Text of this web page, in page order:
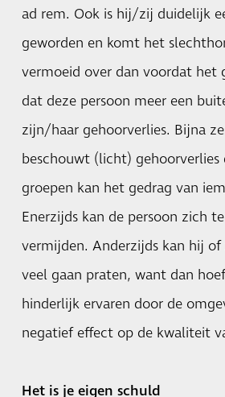
ad rem. Ook is hij/zij duidelijk
geworden en komt het
vermoeid over dan voordat het
dat deze persoon meer een
zijn/haar gehoorverlies. Bijna
beschouwt (licht) gehoorverlies
groepen kan het gedrag van
Enerzijds kan de persoon zich
vermijden. Anderzijds kan hij
veel gaan praten, want dan
hinderlijk ervaren door de
negatief effect op de kwaliteit
Het is je eigen schuld